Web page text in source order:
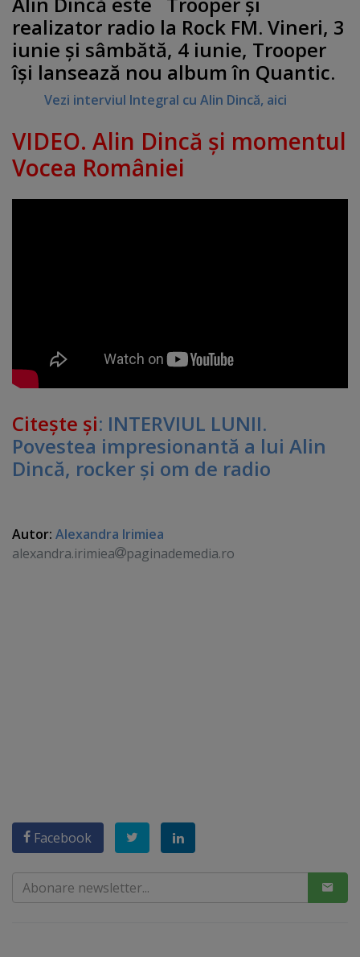
realizator radio la Rock FM. Vineri, 3
iunie şi sâmbătă, 4 iunie, Trooper
îşi lansează nou album în Quantic.
Vezi interviul Integral cu Alin Dincă, aici
VIDEO. Alin Dincă şi momentul
Vocea României
Citeşte şi: INTERVIUL LUNII.
Povestea impresionantă a lui Alin
Dincă, rocker şi om de radio
Autor: Alexandra Irimiea
alexandra.irimiea
paginademedia.ro
Facebook